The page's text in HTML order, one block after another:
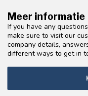
Meer informatie
If you have any
make sure to visit our
company details,
different ways to get in